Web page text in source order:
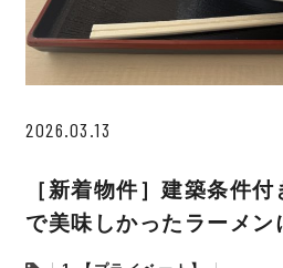
2026.03.13
［新着物件］建築条件
で美味しかったラーメン